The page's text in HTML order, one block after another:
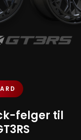
felger til